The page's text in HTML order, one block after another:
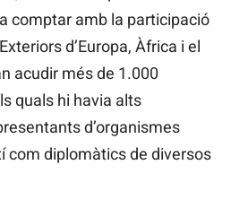
comptar amb la participació
d’Europa, Àfrica i el
acudir més de 1.000
quals hi havia alts
d’organismes
com diplomàtics de diversos